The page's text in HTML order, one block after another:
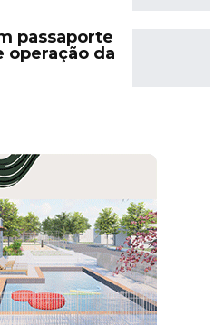
passaporte
operação da